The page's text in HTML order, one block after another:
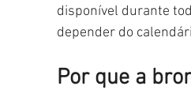
disponível durante
depender do
Por que a